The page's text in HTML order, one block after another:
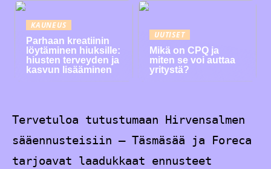
KAUNEUS
Parhaan kreatiinin
löytäminen hiuksille:
hiusten terveyden ja
kasvun lisääminen
UUTISET
Mikä on CPQ ja
miten se voi auttaa
yritystä?
Tervetuloa tutustumaan Hirvensalmen
sääennusteisiin – Täsmäsää ja Foreca
tarjoavat laadukkaat ennusteet